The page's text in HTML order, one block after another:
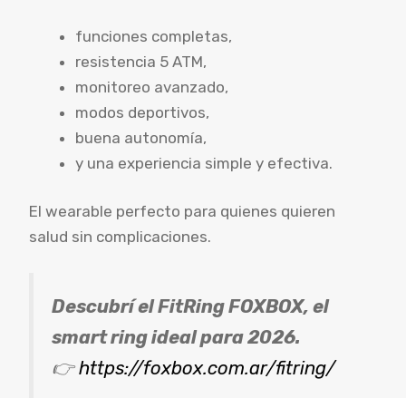
funciones completas,
resistencia 5 ATM,
monitoreo avanzado,
modos deportivos,
buena autonomía,
y una experiencia simple y efectiva.
El wearable perfecto para quienes quieren
salud sin complicaciones.
Descubrí el FitRing FOXBOX, el
smart ring ideal para 2026.
👉https://foxbox.com.ar/fitring/